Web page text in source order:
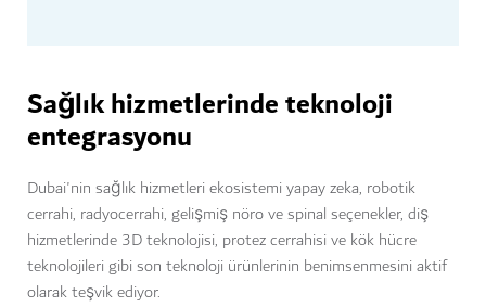
Sağlık hizmetlerinde teknoloji
entegrasyonu
Dubai'nin sağlık hizmetleri ekosistemi yapay zeka, robotik
cerrahi, radyocerrahi, gelişmiş nöro ve spinal seçenekler, diş
hizmetlerinde 3D teknolojisi, protez cerrahisi ve kök hücre
teknolojileri gibi son teknoloji ürünlerinin benimsenmesini aktif
olarak teşvik ediyor.